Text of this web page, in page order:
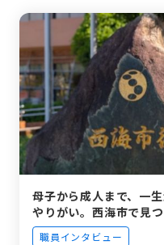
母子から成人まで、一
やりがい。西海市で見
職員インタビュー